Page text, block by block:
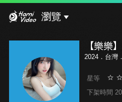
瀏覽
【樂樂
2024．台灣
星等
下架時間